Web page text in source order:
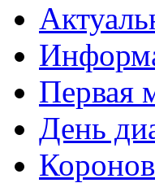
Первая
День